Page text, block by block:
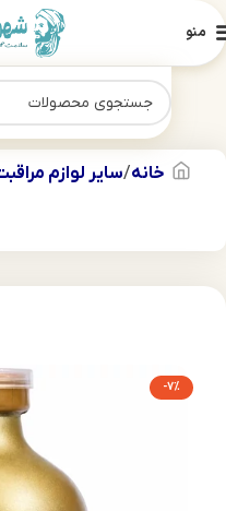
منو
خانه سایر لوازم
-7%